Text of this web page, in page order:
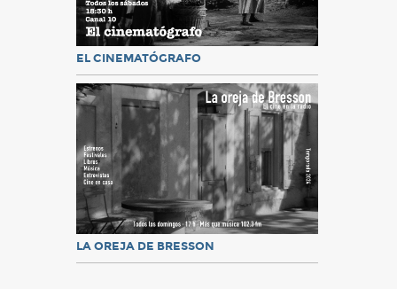
EL CINEMATÓGRAFO
LA OREJA DE BRESSON